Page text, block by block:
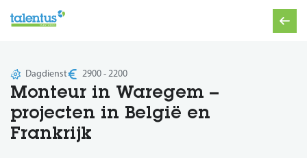
Monteur in Waregem –
projecten in België en
Frankrijk
Dagdienst 2900 - 2200